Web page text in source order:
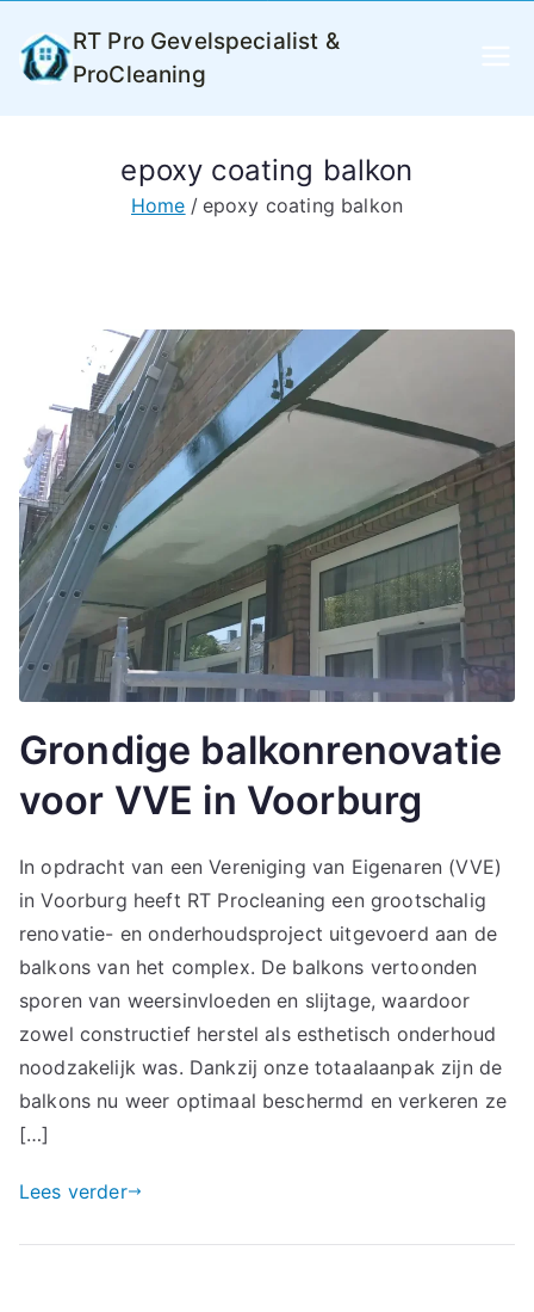
naar
RT Pro Gevelspecialist &
ProCleaning
epoxy coating balkon
Home epoxy coating balkon
Grondige balkonrenovatie
voor VVE in Voorburg
In opdracht van een Vereniging van Eigenaren (VVE)
in Voorburg heeft RT Procleaning een grootschalig
renovatie- en onderhoudsproject uitgevoerd aan de
balkons van het complex. De balkons vertoonden
sporen van weersinvloeden en slijtage, waardoor
zowel constructief herstel als esthetisch onderhoud
noodzakelijk was. Dankzij onze totaalaanpak zijn de
balkons nu weer optimaal beschermd en verkeren ze
[…]
Lees verder